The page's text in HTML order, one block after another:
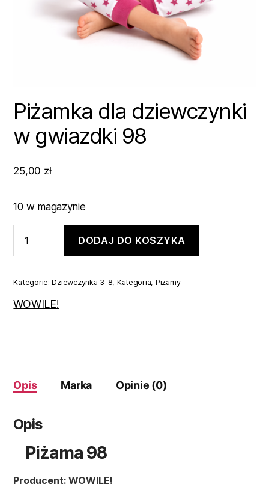
Piżamka dla dziewczynki
w gwiazdki 98
25,00 zł
10 w magazynie
Piżamka
dla
w
gwiazdki
98
DODAJ DO KOSZYKA
Kategorie:Dziewczynka 3-8, Kategoria, Piżamy
WOWILE!
Opis Marka Opinie (0)
Opis
Piżama 98
Producent: WOWILE!